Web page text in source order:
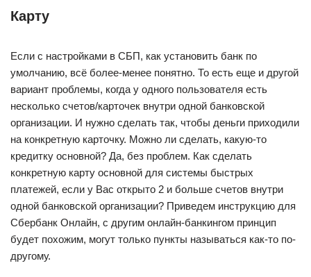
Карту
Если с настройками в СБП, как установить банк по
умолчанию, всё более-менее понятно. То есть еще и другой
вариант проблемы, когда у одного пользователя есть
несколько счетов/карточек внутри одной банковской
организации. И нужно сделать так, чтобы деньги приходили
на конкретную карточку. Можно ли сделать, какую-то
кредитку основной? Да, без проблем. Как сделать
конкретную карту основной для системы быстрых
платежей, если у Вас открыто 2 и больше счетов внутри
одной банковской организации? Приведем инструкцию для
Сбербанк Онлайн, с другим онлайн-банкингом принцип
будет похожим, могут только пункты называться как-то по-
другому.